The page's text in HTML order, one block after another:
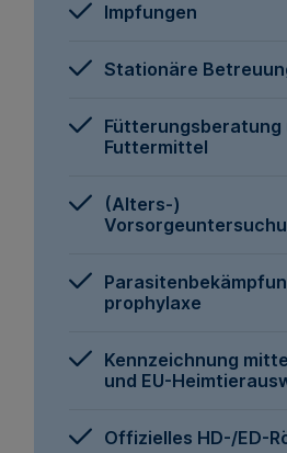
Impfungen
Stationäre
Fütterungsberatung
Futtermittel
(Alters-)
prophylaxe
Kennzeichnung
und EU-
Offizielles HD-/ED-